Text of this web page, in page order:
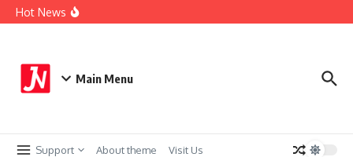
Lewati ke konten
Hot News
Titip Pesan Ini
Main Menu
Support About theme Visit Us